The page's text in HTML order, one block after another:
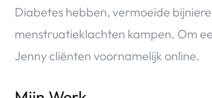
Diabetes hebben, vermoeide
menstruatieklachten kampen. Om
Jenny cliënten voornamelijk online.